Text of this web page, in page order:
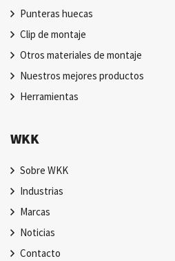
Punteras huecas
Clip de montaje
Otros materiales de montaje
Nuestros mejores productos
Herramientas
WKK
Sobre WKK
Industrias
Marcas
Noticias
Contacto